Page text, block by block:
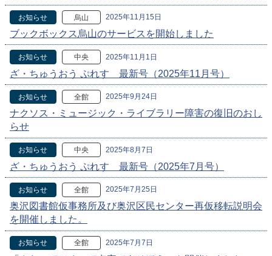
お知らせ 烏山 2025年11月15日
ブックボックス烏山のサービスを開始しました
お知らせ 中央 2025年11月1日
ざ・ちゅうおう ぷれす 最新号（2025年11月号）
お知らせ 全館 2025年9月24日
ナクソス・ミュージック・ライブラリー障害の復旧のおし
らせ
お知らせ 中央 2025年8月7日
ざ・ちゅうおう ぷれす 最新号（2025年7月号）
お知らせ 全館 2025年7月25日
奥沢図書館仮事務所及び奥沢区民センター再仮移転説明会
を開催しました。
お知らせ 全館 2025年7月7日